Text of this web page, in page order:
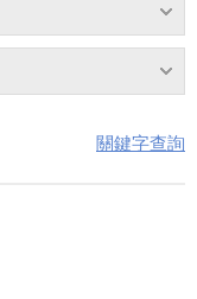
關鍵字查詢